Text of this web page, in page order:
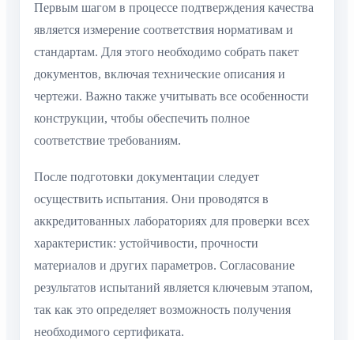
Первым шагом в процессе подтверждения качества
является измерение соответствия нормативам и
стандартам. Для этого необходимо собрать пакет
документов, включая технические описания и
чертежи. Важно также учитывать все особенности
конструкции, чтобы обеспечить полное
соответствие требованиям.
После подготовки документации следует
осуществить испытания. Они проводятся в
аккредитованных лабораториях для проверки всех
характеристик: устойчивости, прочности
материалов и других параметров. Согласование
результатов испытаний является ключевым этапом,
так как это определяет возможность получения
необходимого сертификата.